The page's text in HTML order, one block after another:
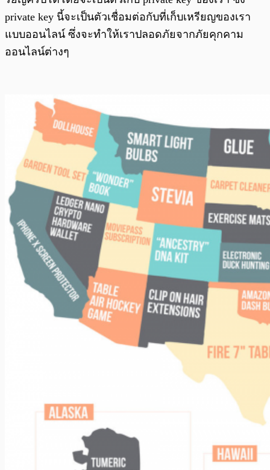
private key นี้จะเป็นตัวเชื่อมต่อกับที่เก็บเหรียญของเรา
แบบออนไลน์ ซึ่งจะทำให้เราปลอดภัยจากภัยคุกคาม
ออนไลน์ต่างๆ